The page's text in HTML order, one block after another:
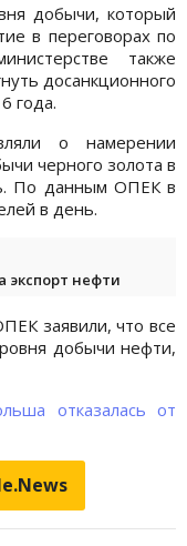
добычи, который
в переговорах по
также
досанкционного
года.
о намерении
черного золота в
По данным ОПЕК в
в день.
экспорт нефти
заявили, что все
добычи нефти,
отказалась от